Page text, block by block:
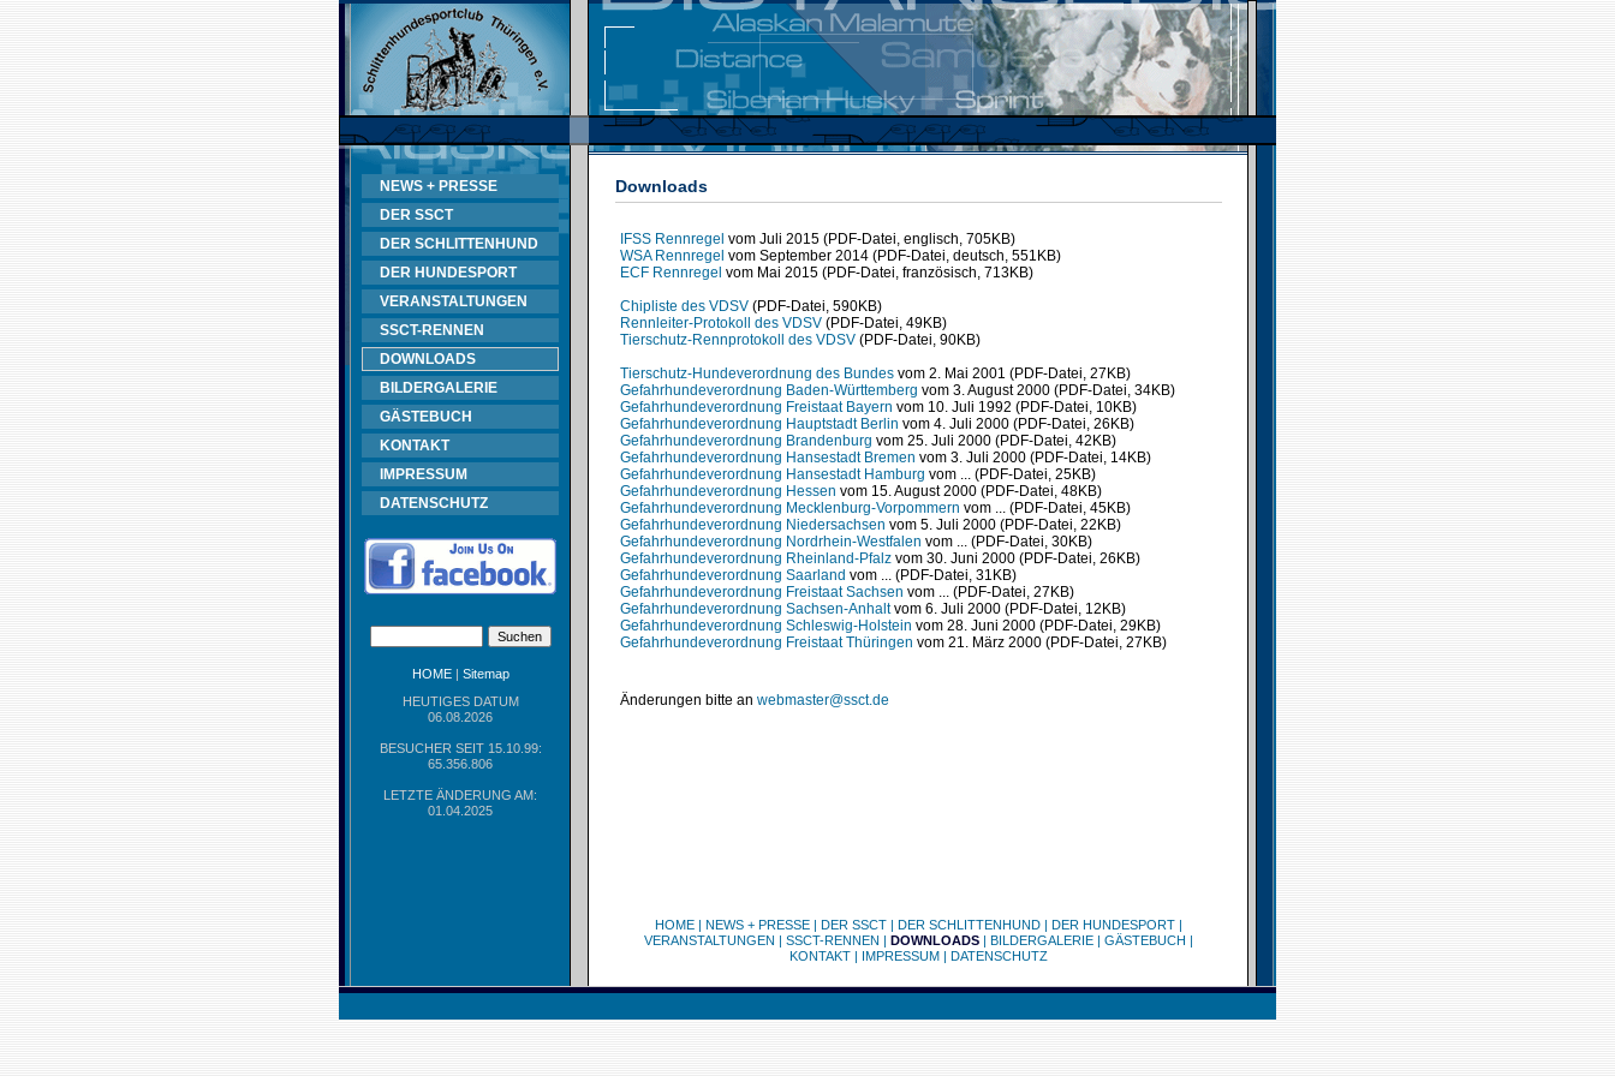
NEWS + PRESSE
DER SSCT
DER SCHLITTENHUND
DER HUNDESPORT
VERANSTALTUNGEN
SSCT-RENNEN
DOWNLOADS
BILDERGALERIE
GÄSTEBUCH
KONTAKT
IMPRESSUM
DATENSCHUTZ
HOME| Sitemap
HEUTIGES DATUM
06.08.2026
BESUCHER SEIT 15.10.99:
65.356.806
LETZTE ÄNDERUNG AM:
01.04.2025
Downloads
IFSS Rennregel vom Juli 2015 (PDF-Datei, englisch, 705KB)
WSA Rennregel vom September 2014 (PDF-Datei, deutsch, 551KB)
ECF Rennregel vom Mai 2015 (PDF-Datei, französisch, 713KB)
Chipliste des VDSV (PDF-Datei, 590KB)
Rennleiter-Protokoll des VDSV (PDF-Datei, 49KB)
Tierschutz-Rennprotokoll des VDSV (PDF-Datei, 90KB)
Tierschutz-Hundeverordnung des Bundes vom 2. Mai 2001 (PDF-Datei, 27KB)
Gefahrhundeverordnung Baden-Württemberg vom 3. August 2000 (PDF-Datei, 34KB)
Gefahrhundeverordnung Freistaat Bayern vom 10. Juli 1992 (PDF-Datei, 10KB)
Gefahrhundeverordnung Hauptstadt Berlin vom 4. Juli 2000 (PDF-Datei, 26KB)
Gefahrhundeverordnung Brandenburg vom 25. Juli 2000 (PDF-Datei, 42KB)
Gefahrhundeverordnung Hansestadt Bremen vom 3. Juli 2000 (PDF-Datei, 14KB)
Gefahrhundeverordnung Hansestadt Hamburg vom ... (PDF-Datei, 25KB)
Gefahrhundeverordnung Hessen vom 15. August 2000 (PDF-Datei, 48KB)
Gefahrhundeverordnung Mecklenburg-Vorpommern vom ... (PDF-Datei, 45KB)
Gefahrhundeverordnung Niedersachsen vom 5. Juli 2000 (PDF-Datei, 22KB)
Gefahrhundeverordnung Nordrhein-Westfalen vom ... (PDF-Datei, 30KB)
Gefahrhundeverordnung Rheinland-Pfalz vom 30. Juni 2000 (PDF-Datei, 26KB)
Gefahrhundeverordnung Saarland vom ... (PDF-Datei, 31KB)
Gefahrhundeverordnung Freistaat Sachsen vom ... (PDF-Datei, 27KB)
Gefahrhundeverordnung Sachsen-Anhaltvom 6. Juli 2000 (PDF-Datei, 12KB)
Gefahrhundeverordnung Schleswig-Holstein vom 28. Juni 2000 (PDF-Datei, 29KB)
Gefahrhundeverordnung Freistaat Thüringen vom 21. März 2000 (PDF-Datei, 27KB)
Änderungen bitte an webmaster@ssct.de
HOME| NEWS + PRESSE| DER SSCT| DER SCHLITTENHUND| DER HUNDESPORT|
VERANSTALTUNGEN | SSCT-RENNEN | DOWNLOADS| BILDERGALERIE| GÄSTEBUCH |
KONTAKT| IMPRESSUM| DATENSCHUTZ